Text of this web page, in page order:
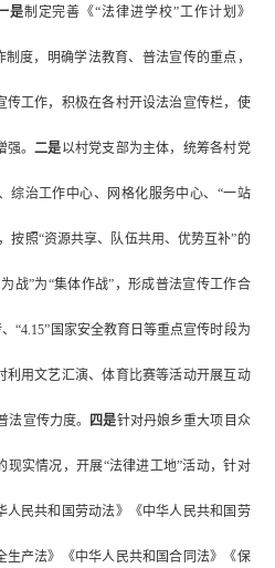
是制定完善 《“法律进学校”工作计划 》
制度，明确学法教育、普法宣传的重点，
传工作，积极在各村开设法治宣传栏 ， 使
强。二是以村党支部为主体， 统筹各村党
综治工作中心、网格化服务中心、 “一站
，按照“资源共享、队伍共用、优势互补”的
战”为“集体作战” ，形成普法宣传工作合
“4.15”国家安全教育日等重点宣传时段为
利用文艺汇演、体育比赛等活动开展互动
法宣传力度。 四是针对丹娘乡重大项目众
实情况， 开展“法律进工地”活动，针对
人民共和国劳动法》《中华人民共和国劳
生产法》《中华人民共和国合同法》《保